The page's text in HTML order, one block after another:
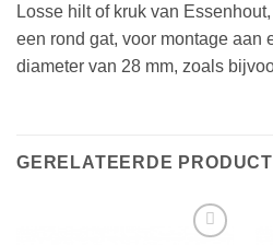
Losse hilt of kruk van
een rond gat, voor montage aan
diameter van 28 mm, zoals
GERELATEERDE